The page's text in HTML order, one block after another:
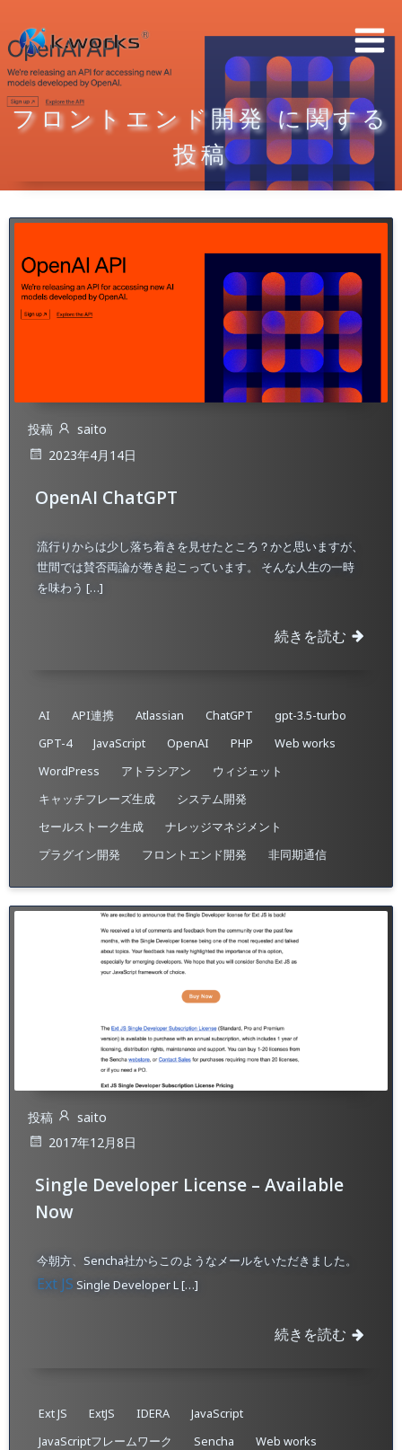
ン
ツ
へ
ス
キ
ッ
フロントエンド開発 に関する
投稿
投稿
saito
2023年4月14日
OpenAI ChatGPT
流行りからは少し落ち着きを見せたところ？かと思いますが、
世間では賛否両論が巻き起こっています。 そんな人生の一時
を味わう […]
続きを読む
AI API連携 Atlassian ChatGPT
gpt-3.5-turbo
GPT-4
JavaScript OpenAI PHP
Web works
WordPress
アトラシアン
ウィジェット
キャッチフレーズ生成
システム開発
セールストーク生成
ナレッジマネジメント
プラグイン開発
フロントエンド開発 非同期通信
投稿
saito
2017年12月8日
Single Developer License – Available
Now
今朝方、Sencha社からこのようなメールをいただきました。
Ext JS Single Developer L […]
続きを読む
Ext JS ExtJS IDERA
JavaScript
JavaScriptフレームワーク
Sencha
Web works